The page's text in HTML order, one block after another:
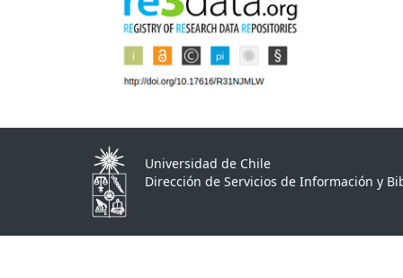
Universidad de Chile
Dirección de Servicios de Información y